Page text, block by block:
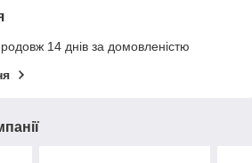
14 днів за домовленістю